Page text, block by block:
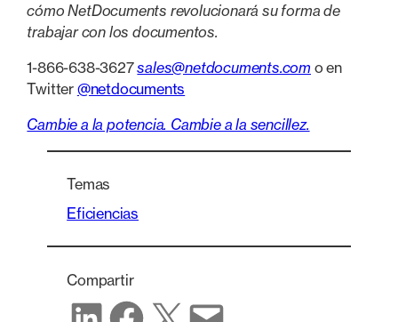
cómo NetDocuments revolucionará su forma de
trabajar con los documentos.
1-866-638-3627sales@netdocuments.com o en
Twitter @netdocuments
Cambie a la potencia. Cambie a la sencillez.
Temas
Eficiencias
Compartir